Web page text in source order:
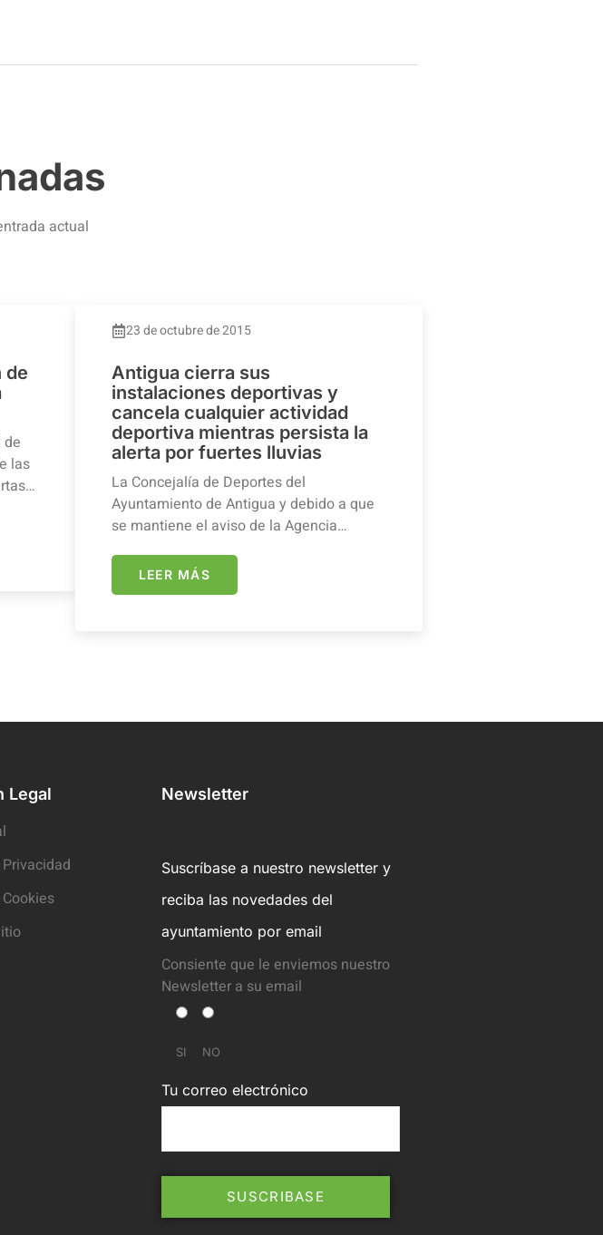
actual
de
de
las
23 de octubre de 2015
Antigua cierra sus
instalaciones deportivas y
cancela cualquier actividad
deportiva mientras persista la
alerta por fuertes lluvias
La Concejalía de Deportes del
Ayuntamiento de Antigua y debido a que
se mantiene el aviso de la Agencia…
LEER MÁS
Legal Newsletter
Suscríbase a nuestro newsletter y
reciba las novedades del
ayuntamiento por email
Consiente que le enviemos nuestro
Newsletter a su email
SI NO
Tu correo electrónico